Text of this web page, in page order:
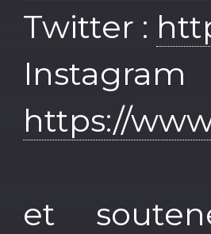
Twitter :
https://
et